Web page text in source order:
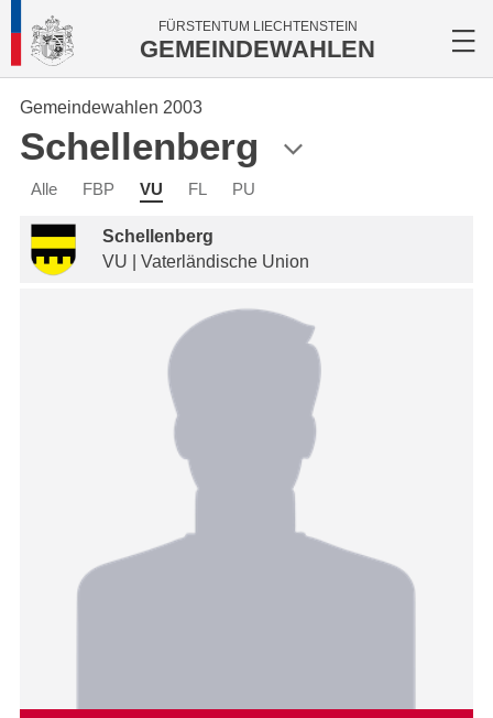
FÜRSTENTUM LIECHTENSTEIN
GEMEINDEWAHLEN
Gemeindewahlen 2003
Schellenberg
Alle FBP VU FL PU
Schellenberg
VU | Vaterländische Union